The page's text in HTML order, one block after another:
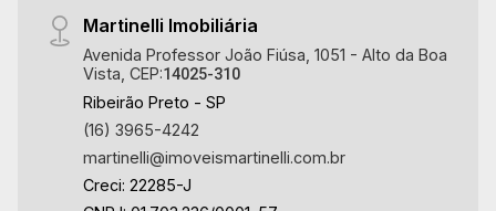
Martinelli Imobiliária
Avenida Professor João Fiúsa, 1051 - Alto da Boa
Vista, CEP:14025-310
Ribeirão Preto - SP
(16) 3965-4242
martinelli@imoveismartinelli.com.br
Creci: 22285-J